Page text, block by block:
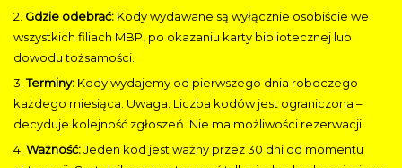
2. Gdzie odebrać: Kody wydawane są wyłącznie osobiście we
wszystkich filiach MBP, po okazaniu karty bibliotecznej lub
dowodu tożsamości.
3. Terminy: Kody wydajemy od pierwszego dnia roboczego
każdego miesiąca. Uwaga: Liczba kodów jest ograniczona –
decyduje kolejność zgłoszeń. Nie ma możliwości rezerwacji.
4. Ważność:Jeden kod jest ważny przez 30 dni od momentu